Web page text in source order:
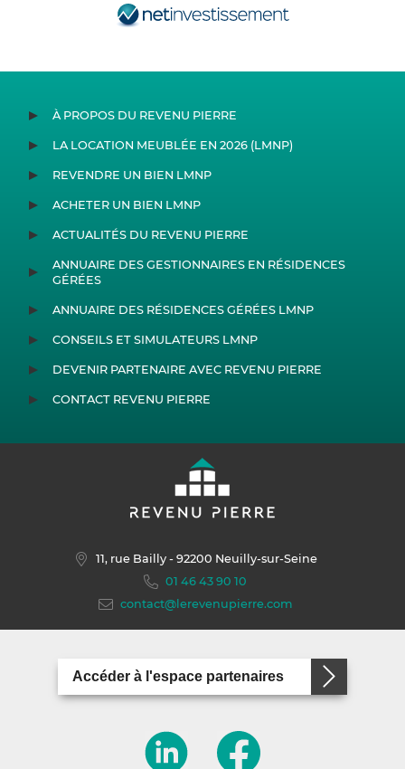
À PROPOS DU REVENU PIERRE
LA LOCATION MEUBLÉE EN 2026 (LMNP)
REVENDRE UN BIEN LMNP
ACHETER UN BIEN LMNP
ACTUALITÉS DU REVENU PIERRE
ANNUAIRE DES GESTIONNAIRES EN RÉSIDENCES
GÉRÉES
ANNUAIRE DES RÉSIDENCES GÉRÉES LMNP
CONSEILS ET SIMULATEURS LMNP
DEVENIR PARTENAIRE AVEC REVENU PIERRE
CONTACT REVENU PIERRE
11, rue Bailly- 92200 Neuilly-sur-Seine
01 46 43 90 10
contact@lerevenupierre.com
Accéder à l'espace partenaires